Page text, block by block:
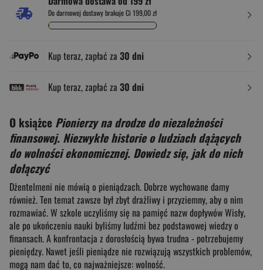
Do darmowej dostawy brakuje Ci 199,00 zł
Kup teraz, zapłać za 30 dni
Kup teraz, zapłać za 30 dni
O książce Pionierzy na drodze do niezależności
finansowej. Niezwykłe historie o ludziach dążących
do wolności ekonomicznej. Dowiedz się, jak do nich
dołączyć
Dżentelmeni nie mówią o pieniądzach. Dobrze wychowane damy
również. Ten temat zawsze był zbyt drażliwy i przyziemny, aby o nim
rozmawiać. W szkole uczyliśmy się na pamięć nazw dopływów Wisły,
ale po ukończeniu nauki byliśmy ludźmi bez podstawowej wiedzy o
finansach. A konfrontacja z dorosłością bywa trudna - potrzebujemy
pieniędzy. Nawet jeśli pieniądze nie rozwiązują wszystkich problemów,
mogą nam dać to, co najważniejsze: wolność.